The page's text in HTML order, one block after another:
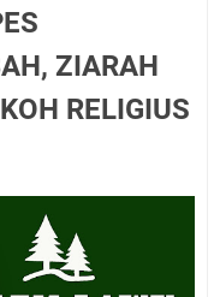
ZIARAH
RELIGIUS